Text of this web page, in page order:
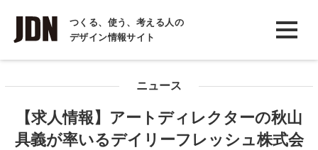
つくる、使う、考える人の
デザイン情報サイト
INTERVIEW
インタビュー
COLUMN
ニュース
【求人情報】アートディレクターの秋山
具義が率いるデイリーフレッシュ株式会